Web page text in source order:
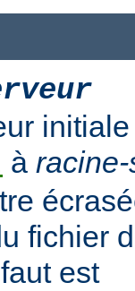
à
fichier
est